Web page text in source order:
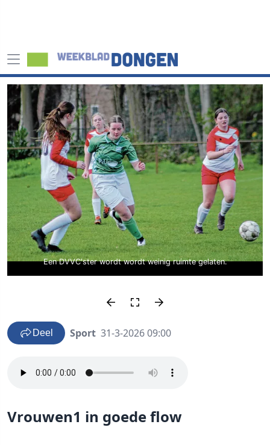
Een DVVC'ster wordt wordt weinig ruimte gelaten.
Deel Sport 31-3-2026 09:00
Vrouwen1 in goede flow